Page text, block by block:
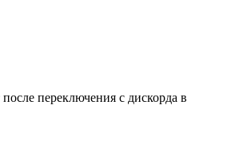
переключения с дискорда в